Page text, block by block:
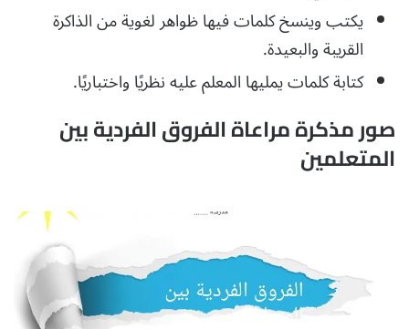
يكتب وينسخ كلمات فيها ظواهر لغوية من الذاكرة
القريبة والبعيدة.
كتابة كلمات يمليها المعلم عليه نظريًا واختباريًا.
صور مذكرة مراعاة الفروق الفردية بين
المتعلمين